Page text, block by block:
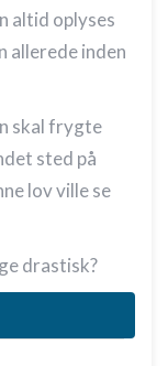
altid oplyses
allerede inden
skal frygte
sted på
lov ville se
drastisk?